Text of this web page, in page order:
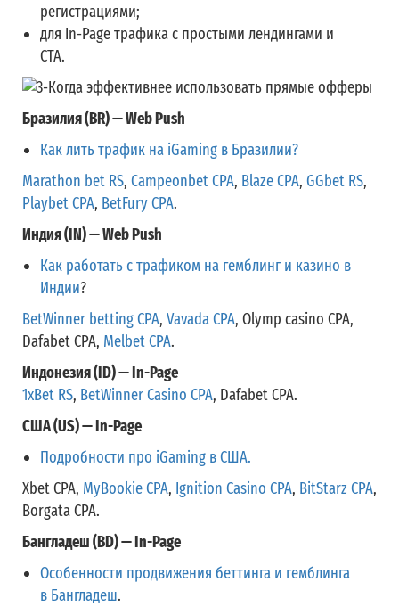
регистрациями;
для In-Page трафика с простыми лендингами и
CTA.
Бразилия (BR) — Web Push
Как лить трафик на iGaming в Бразилии?
Marathon bet RS, Campeonbet CPA, Blaze CPA, GGbet RS,
Playbet CPA, BetFury CPA.
Индия (IN) — Web Push
Как работать с трафиком на гемблинг и казино в
Индии?
BetWinner betting CPA, Vavada CPA, Olymp casino CPA,
Dafabet CPA, Melbet CPA.
Индонезия (ID) — In-Page
1xBet RS, BetWinner Casino CPA, Dafabet CPA.
США (US) — In-Page
Подробности про iGaming в США.
Xbet CPA, MyBookie CPA, Ignition Casino CPA, BitStarz CPA,
Borgata CPA.
Бангладеш (BD) — In-Page
Особенности продвижения беттинга и гемблинга
в Бангладеш.